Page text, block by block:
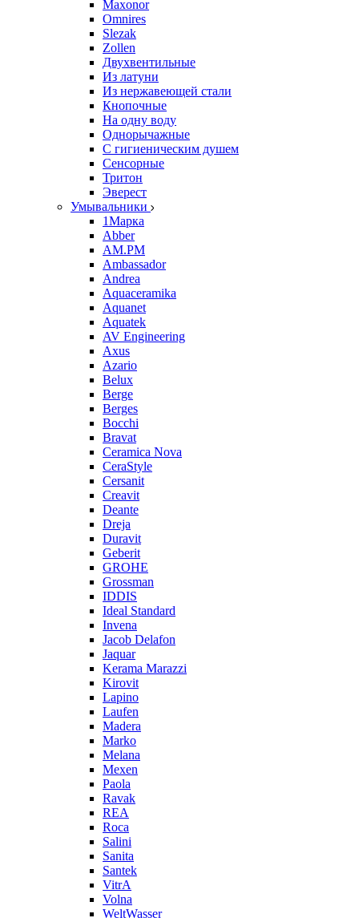
Maxonor
Omnires
Slezak
Zollen
Двухвентильные
Из латуни
Из нержавеющей стали
Кнопочные
На одну воду
Однорычажные
С гигиеническим душем
Сенсорные
Тритон
Эверест
Умывальники
1Марка
Abber
AM.PM
Ambassador
Andrea
Aquaceramika
Aquanet
Aquatek
AV Engineering
Axus
Azario
Belux
Berge
Berges
Bocchi
Bravat
Ceramica Nova
CeraStyle
Cersanit
Creavit
Deante
Dreja
Duravit
Geberit
GROHE
Grossman
IDDIS
Ideal Standard
Invena
Jacob Delafon
Jaquar
Kerama Marazzi
Kirovit
Lapino
Laufen
Madera
Marko
Melana
Mexen
Paola
Ravak
REA
Roca
Salini
Sanita
Santek
VitrA
Volna
WeltWasser